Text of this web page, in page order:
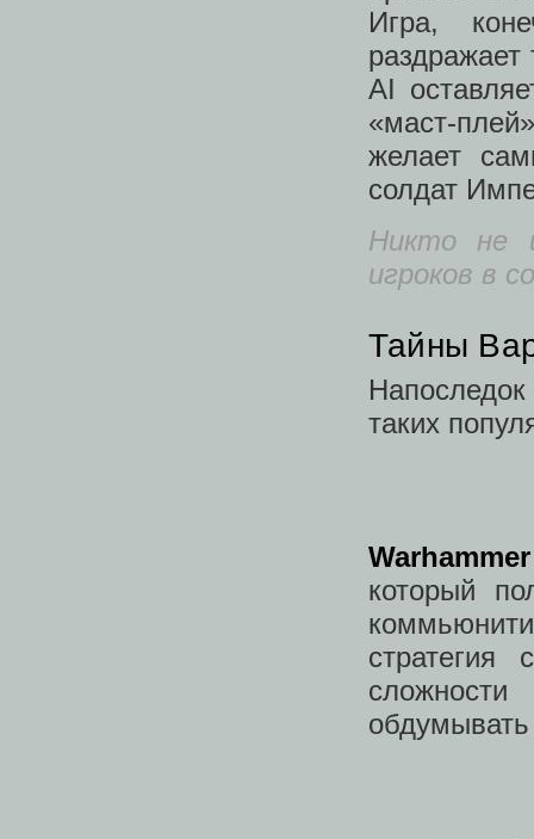
Игра,
раздражает
AI
«маст-
желает
солдат
Никто не
игроков в
Тайны
таких
который